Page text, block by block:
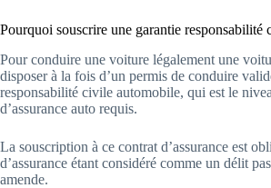
Pourquoi souscrire une garantie responsabilité
Pour conduire une voiture légalement une
disposer à la fois d’un permis de conduire
responsabilité civile automobile, qui est le
d’assurance auto requis.
La souscription à ce contrat d’assurance est
d’assurance étant considéré comme un délit
amende.